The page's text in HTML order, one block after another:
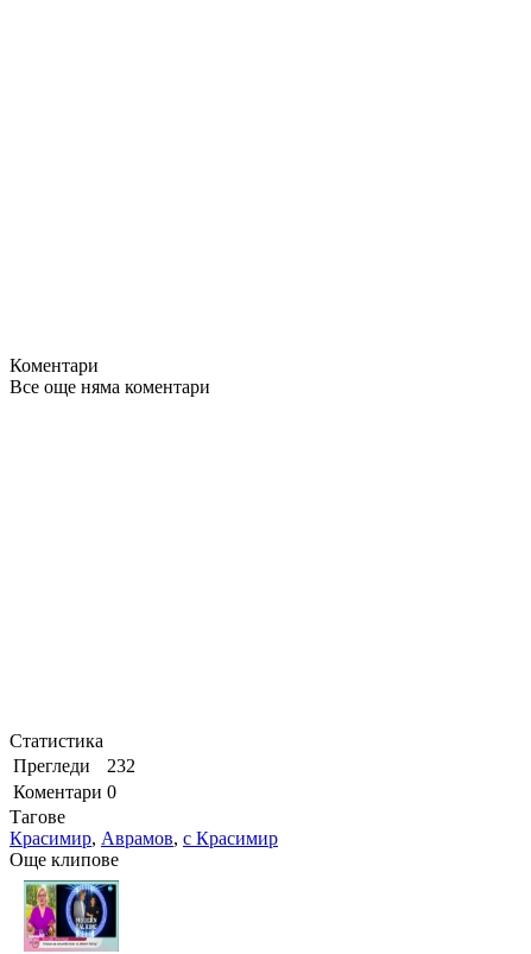
Коментари
Все още няма коментари
Статистика
Прегледи
232
Коментари 0
Тагове
Красимир, Аврамов, с Красимир
Още клипове